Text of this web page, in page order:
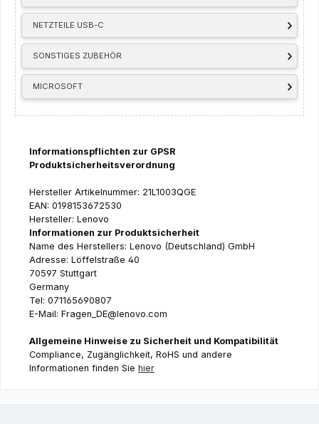
NETZTEILE USB-C
SONSTIGES ZUBEHÖR
MICROSOFT
Informationspflichten zur GPSR
Produktsicherheitsverordnung
Hersteller Artikelnummer: 21L1003QGE
EAN: 0198153672530
Hersteller: Lenovo
Informationen zur Produktsicherheit
Name des Herstellers: Lenovo (Deutschland) GmbH
Adresse: Löffelstraße 40
70597 Stuttgart
Germany
Tel: 071165690807
E-Mail: Fragen_DE@lenovo.com
Allgemeine Hinweise zu Sicherheit und Kompatibilität
Compliance, Zugänglichkeit, RoHS und andere
Informationen finden Sie hier